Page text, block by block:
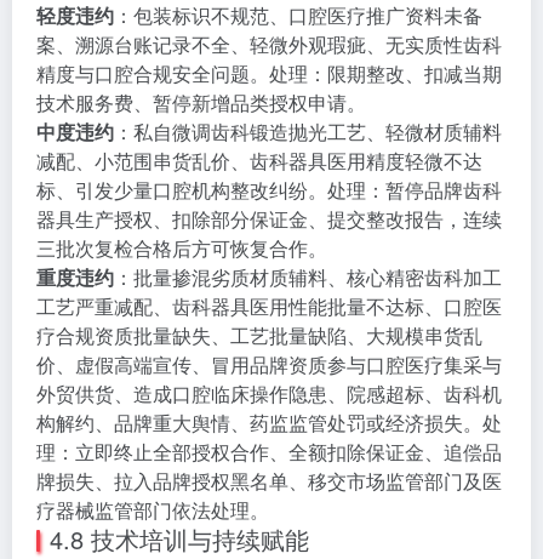
轻度违约 ：包装标识不规范、口腔医疗推广资料未备
案、溯源台账记录不全、轻微外观瑕疵、无实质性齿科
精度与口腔合规安全问题。处理：限期整改、扣减当期
技术服务费、暂停新增品类授权申请。
中度违约 ：私自微调齿科锻造抛光工艺、轻微材质辅料
减配、小范围串货乱价、齿科器具医用精度轻微不达
标、引发少量口腔机构整改纠纷。处理：暂停品牌齿科
器具生产授权、扣除部分保证金、提交整改报告，连续
三批次复检合格后方可恢复合作。
重度违约 ：批量掺混劣质材质辅料、核心精密齿科加工
工艺严重减配、齿科器具医用性能批量不达标、口腔医
疗合规资质批量缺失、工艺批量缺陷、大规模串货乱
价、虚假高端宣传、冒用品牌资质参与口腔医疗集采与
外贸供货、造成口腔临床操作隐患、院感超标、齿科机
构解约、品牌重大舆情、药监监管处罚或经济损失。处
理：立即终止全部授权合作、全额扣除保证金、追偿品
牌损失、拉入品牌授权黑名单、移交市场监管部门及医
疗器械监管部门依法处理。
4.8 技术培训与持续赋能